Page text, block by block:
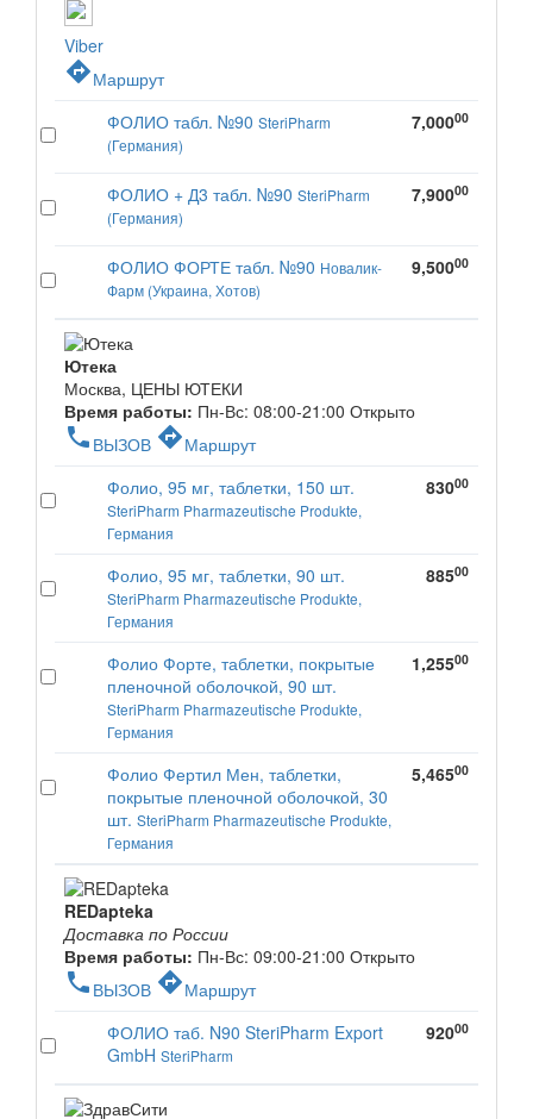
Viber
directionsМаршрут
ФОЛИО табл. №90 SteriPharm
(Германия)
7,00000
ФОЛИО + Д3 табл. №90 SteriPharm
(Германия)
7,90000
ФОЛИО ФОРТЕ табл. №90 Новалик-
Фарм (Украина, Хотов)
9,50000
Ютека
Москва, ЦЕНЫ ЮТЕКИ
Время работы: Пн-Вс: 08:00-21:00 Открыто
phone ВЫЗОВ directionsМаршрут
Фолио, 95 мг, таблетки, 150 шт.
SteriPharm Pharmazeutische Produkte,
Германия
83000
Фолио, 95 мг, таблетки, 90 шт.
SteriPharm Pharmazeutische Produkte,
Германия
88500
Фолио Форте, таблетки, покрытые
пленочной оболочкой, 90 шт.
SteriPharm Pharmazeutische Produkte,
Германия
1,25500
Фолио Фертил Мен, таблетки,
покрытые пленочной оболочкой, 30
шт. SteriPharm Pharmazeutische Produkte,
Германия
5,46500
REDapteka
Доставка по России
Время работы: Пн-Вс: 09:00-21:00 Открыто
phone ВЫЗОВ directionsМаршрут
ФОЛИО таб. N90 SteriPharm Export
GmbH SteriPharm
92000